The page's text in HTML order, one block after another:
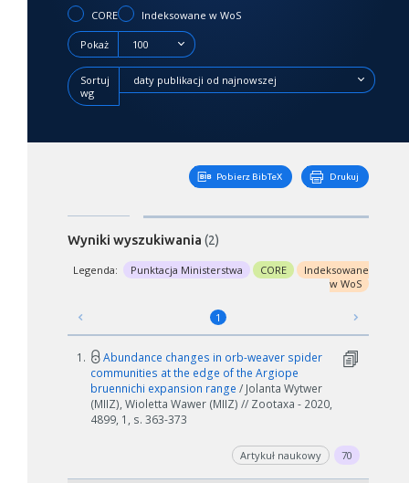
CORE Indeksowane w WoS
Pokaż 100
Sortuj
wg
daty publikacji od najnowszej
Pobierz BibTeX Drukuj
Wyniki wyszukiwania (2)
Legenda: Punktacja Ministerstwa CORE
Indeksowane
w WoS
1
1.
Abundance changes in orb-weaver spider
communities at the edge of the Argiope
bruennichi expansion range / Jolanta Wytwer
(MIIZ), Wioletta Wawer (MIIZ) // Zootaxa - 2020,
4899, 1, s. 363-373
Artykuł naukowy 70